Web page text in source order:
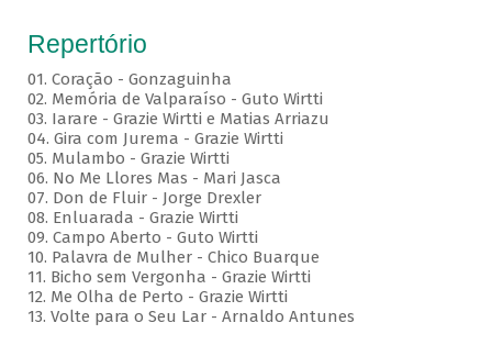
Repertório
01. Coração - Gonzaguinha
02. Memória de Valparaíso - Guto Wirtti
03. Iarare - Grazie Wirtti e Matias Arriazu
04. Gira com Jurema - Grazie Wirtti
05. Mulambo - Grazie Wirtti
06. No Me Llores Mas - Mari Jasca
07. Don de Fluir - Jorge Drexler
08. Enluarada - Grazie Wirtti
09. Campo Aberto - Guto Wirtti
10. Palavra de Mulher - Chico Buarque
11. Bicho sem Vergonha - Grazie Wirtti
12. Me Olha de Perto - Grazie Wirtti
13. Volte para o Seu Lar - Arnaldo Antunes